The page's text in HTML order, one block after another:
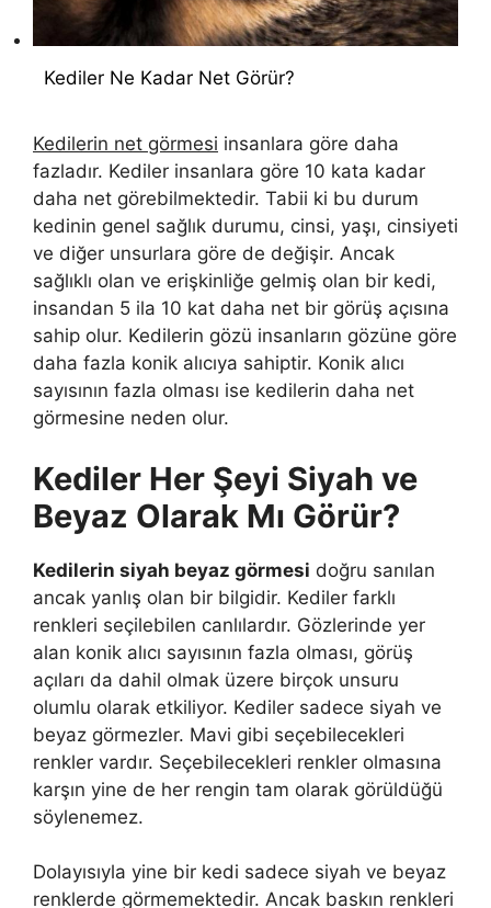
Kediler Ne Kadar Net Görür?
Kedilerin net görmesi insanlara göre daha
fazladır. Kediler insanlara göre 10 kata kadar
daha net görebilmektedir. Tabii ki bu durum
kedinin genel sağlık durumu, cinsi, yaşı, cinsiyeti
ve diğer unsurlara göre de değişir. Ancak
sağlıklı olan ve erişkinliğe gelmiş olan bir kedi,
insandan 5 ila 10 kat daha net bir görüş açısına
sahip olur. Kedilerin gözü insanların gözüne göre
daha fazla konik alıcıya sahiptir. Konik alıcı
sayısının fazla olması ise kedilerin daha net
görmesine neden olur.
Kediler Her Şeyi Siyah ve
Beyaz Olarak Mı Görür?
Kedilerin siyah beyaz görmesi doğru sanılan
ancak yanlış olan bir bilgidir. Kediler farklı
renkleri seçilebilen canlılardır. Gözlerinde yer
alan konik alıcı sayısının fazla olması, görüş
açıları da dahil olmak üzere birçok unsuru
olumlu olarak etkiliyor. Kediler sadece siyah ve
beyaz görmezler. Mavi gibi seçebilecekleri
renkler vardır. Seçebilecekleri renkler olmasına
karşın yine de her rengin tam olarak görüldüğü
söylenemez.
Dolayısıyla yine bir kedi sadece siyah ve beyaz
renklerde görmemektedir. Ancak baskın renkleri